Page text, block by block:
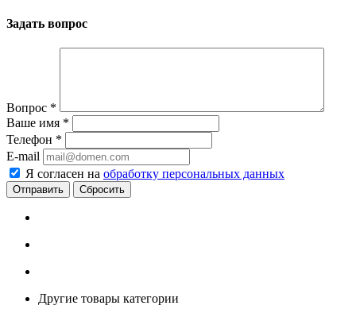
Задать вопрос
Вопрос *
Ваше имя *
Телефон *
E-mail
Я согласен на обработку персональных данных
Сбросить
Другие товары категории